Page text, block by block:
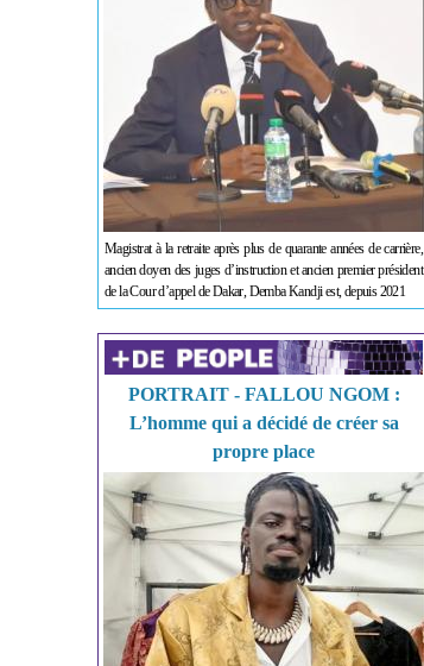
Magistrat à la retraite après plus de quarante années de carrière,
ancien doyen des juges d’instruction et ancien premier président
de la Cour d’appel de Dakar, Demba Kandji est, depuis 2021
PORTRAIT - FALLOU NGOM :
L’homme qui a décidé de créer sa
propre place